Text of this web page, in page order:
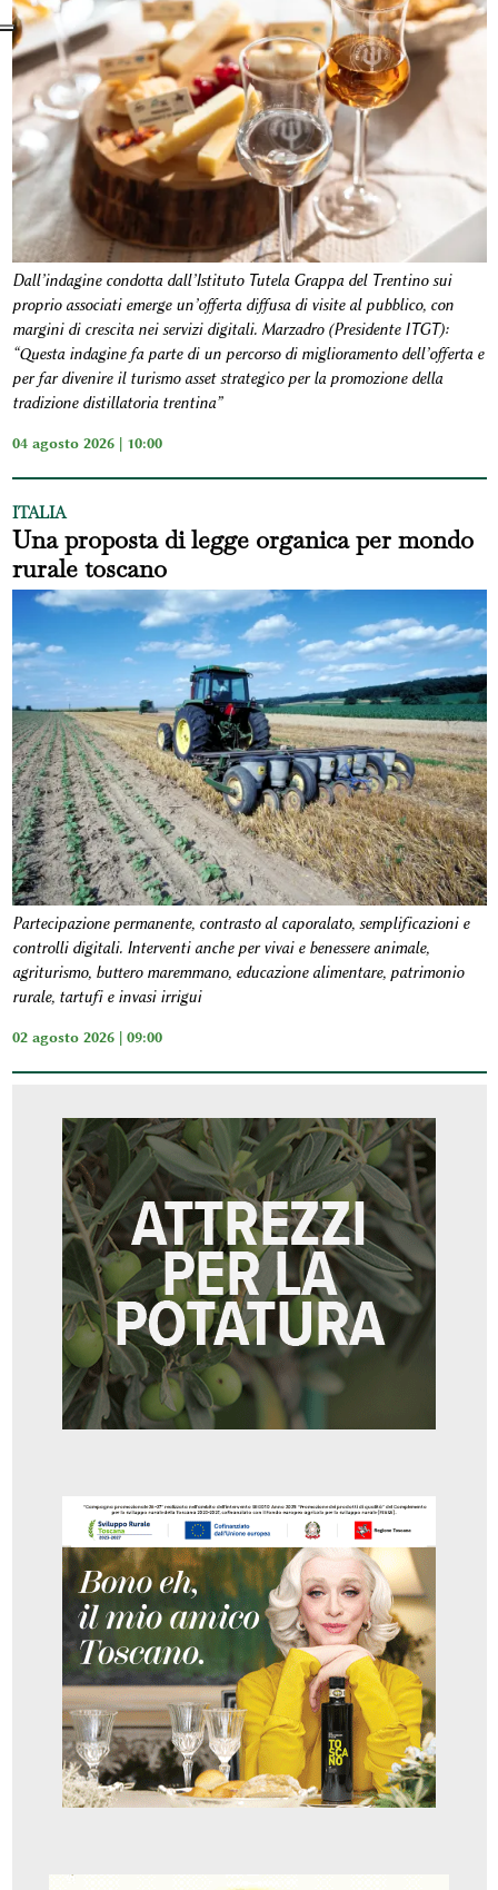
Dall’indagine condotta dall’Istituto Tutela Grappa del Trentino sui
proprio associati emerge un’offerta diffusa di visite al pubblico, con
margini di crescita nei servizi digitali. Marzadro (Presidente ITGT):
“Questa indagine fa parte di un percorso di miglioramento dell’offerta e
per far divenire il turismo asset strategico per la promozione della
tradizione distillatoria trentina”
04 agosto 2026 | 10:00
ITALIA
Una proposta di legge organica per mondo
rurale toscano
Partecipazione permanente, contrasto al caporalato, semplificazioni e
controlli digitali. Interventi anche per vivai e benessere animale,
agriturismo, buttero maremmano, educazione alimentare, patrimonio
rurale, tartufi e invasi irrigui
02 agosto 2026 | 09:00